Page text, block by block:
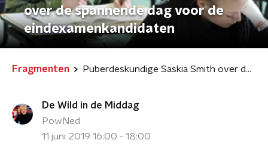
over de spannende dag voor de
eindexamenkandidaten
Fragmenten Puberdeskundige Saskia Smith over de spannende dag voor de eindexamenkandidaten
De Wild in de Middag
PowNed
11 juni 2019 16:00 - 18:00